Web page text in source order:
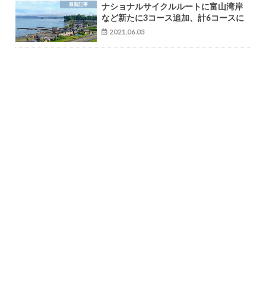
最新記事
ナショナルサイクルルートに富山湾岸
など新たに3コース追加、計6コースに
2021.06.03